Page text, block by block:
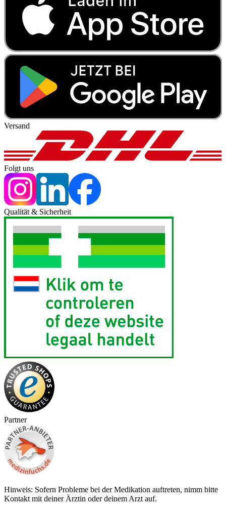
Versand
Folgt uns
Qualität & Sicherheit
Partner
Hinweis: Sofern Probleme bei der Medikation auftreten, nimm bitte
Kontakt mit deiner Ärztin oder deinem Arzt auf.